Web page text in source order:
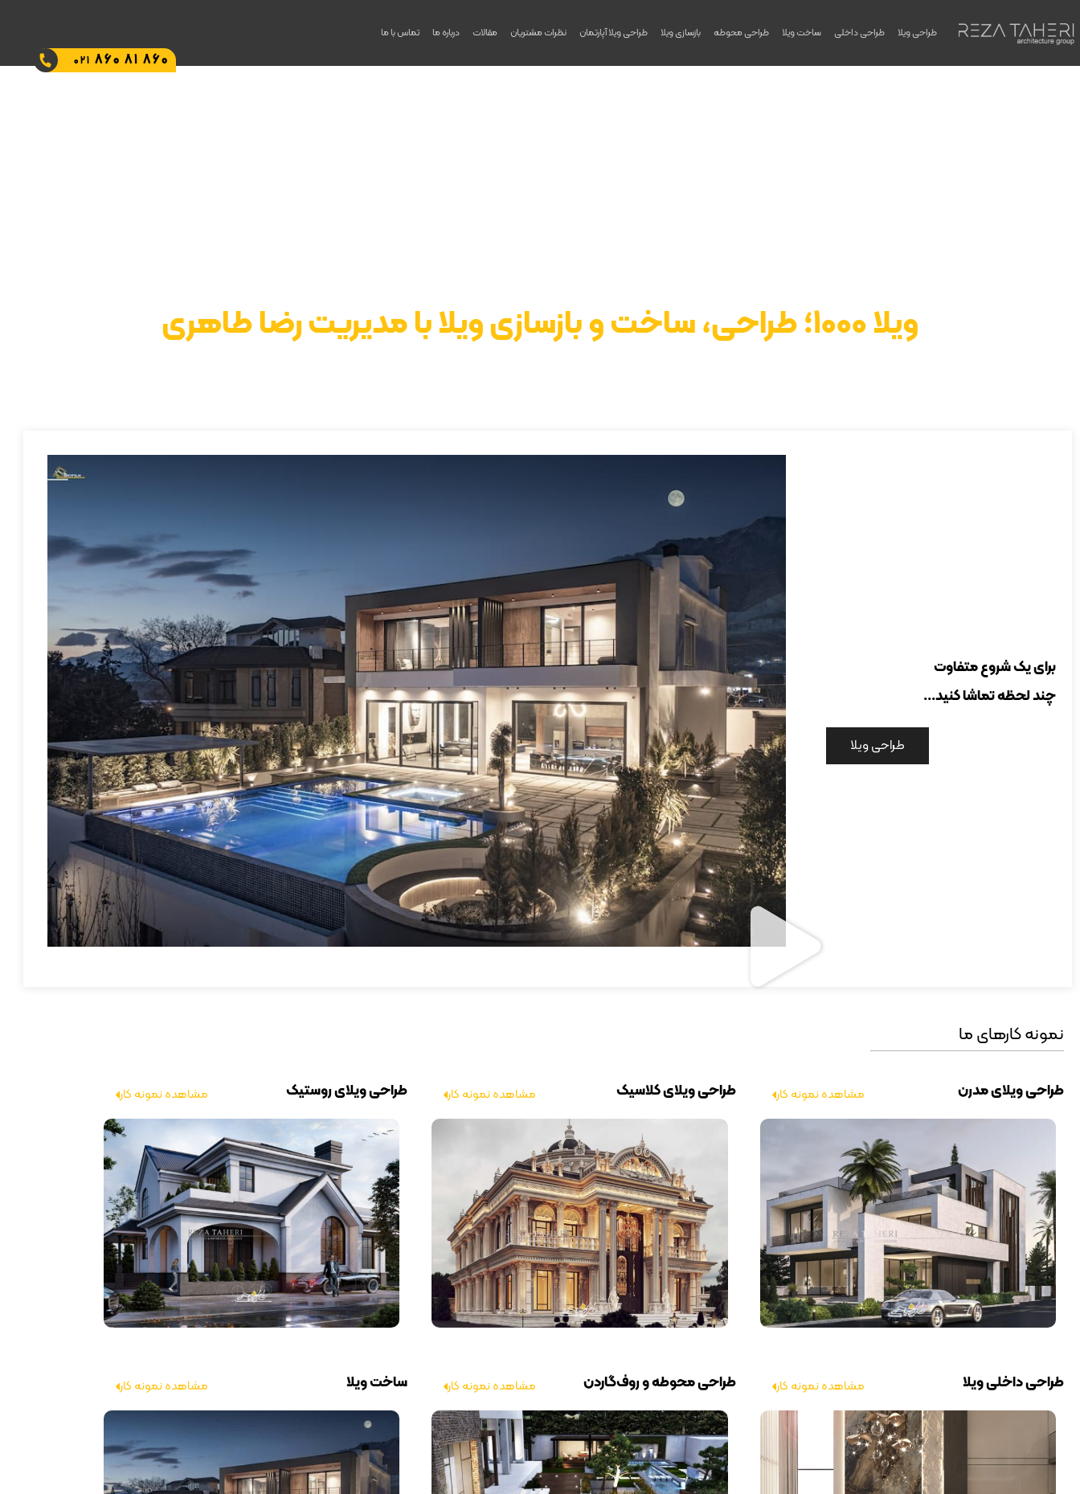
طراحی ویلا طراحی داخلی ساخت ویلا طراحی محوطه بازسازی ویلا طراحی ویلا آپارتمان نظرات مشتریان مقالات درباره ما
تماس با ما
021 860 81 860
ویلا 1000؛ طراحی، ساخت و بازسازی ویلا با مدیریت رضا طاهری
برای یک شروع متفاوت
چند لحظه تماشا کنید...
طراحی ویلا
نمونه کارهای ما
طراحی ویلای مدرن مشاهده نمونه کار طراحی ویلای کلاسیک مشاهده نمونه کار طراحی ویلای روستیک مشاهده نمونه کار
طراحی داخلی ویلا مشاهده نمونه کار طراحی محوطه و روف‌گاردن مشاهده نمونه کار ساخت ویلا مشاهده نمونه کار